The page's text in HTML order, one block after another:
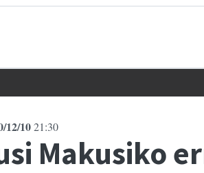
12/1021:30
Makusiko